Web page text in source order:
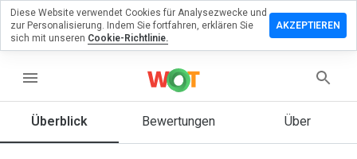
menu
Überblick Bewertungen Über
eine
Diese Website verwendet Cookies für Analysezwecke und
zur Personalisierung. Indem Sie fortfahren, erklären Sie
sich mit unseren Cookie-Richtlinie.
AKZEPTIEREN